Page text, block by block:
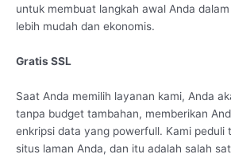
untuk membuat langkah awal Anda
lebih mudah dan ekonomis.
Gratis SSL
Saat Anda memilih layanan kami, Anda
tanpa budget tambahan, memberikan
enkripsi data yang powerfull. Kami peduli
situs laman Anda, dan itu adalah salah